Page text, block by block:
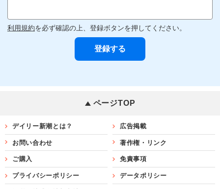
利用規約を必ず確認の上、登録ボタンを押してください。
ページTOP
デイリー新潮とは？ 広告掲載
お問い合わせ 著作権・リンク
ご購入 免責事項
プライバシーポリシー データポリシー